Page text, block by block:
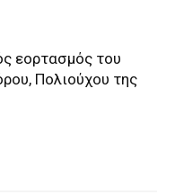
εορτασμός του
Πολιούχου της